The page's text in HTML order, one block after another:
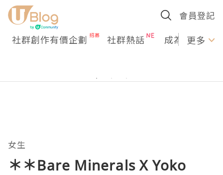
會員登記
社群創作有價企劃 社群熱話 成為U更多
女生
＊＊Bare Minerals X Yoko